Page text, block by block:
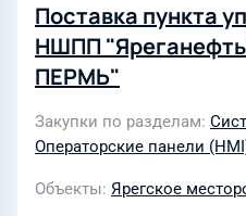
Поставка пункта
НШПП
ПЕРМЬ"
Закупки по разделам
Операторские панели
Объекты Ярегское